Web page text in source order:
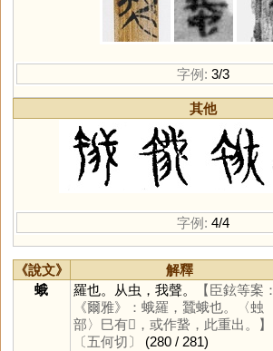
字例: 3/3
其他
字例: 4/4
《說文》 解釋
蛾
羅也。从虫，我聲。
【臣鉉等案：
《爾雅》：蛾羅，蠶蛾也。〈䖵
部〉巳有𧒎，或作䖸，此重出。】
〔五何切〕
(280 / 281)